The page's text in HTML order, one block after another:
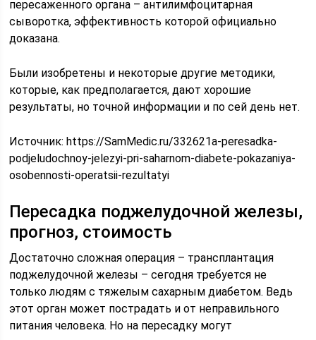
пересаженного органа – антилимфоцитарная
сыворотка, эффективность которой официально
доказана.
Были изобретены и некоторые другие методики,
которые, как предполагается, дают хорошие
результаты, но точной информации и по сей день нет.
Источник:https://SamMedic.ru/332621a-peresadka-
podjeludochnoy-jelezyi-pri-saharnom-diabete-pokazaniya-
osobennosti-operatsii-rezultatyi
Пересадка поджелудочной железы,
прогноз, стоимость
Достаточно сложная операция – трансплантация
поджелудочной железы – сегодня требуется не
только людям с тяжелым сахарным диабетом. Ведь
этот орган может пострадать и от неправильного
питания человека. Но на пересадку могут